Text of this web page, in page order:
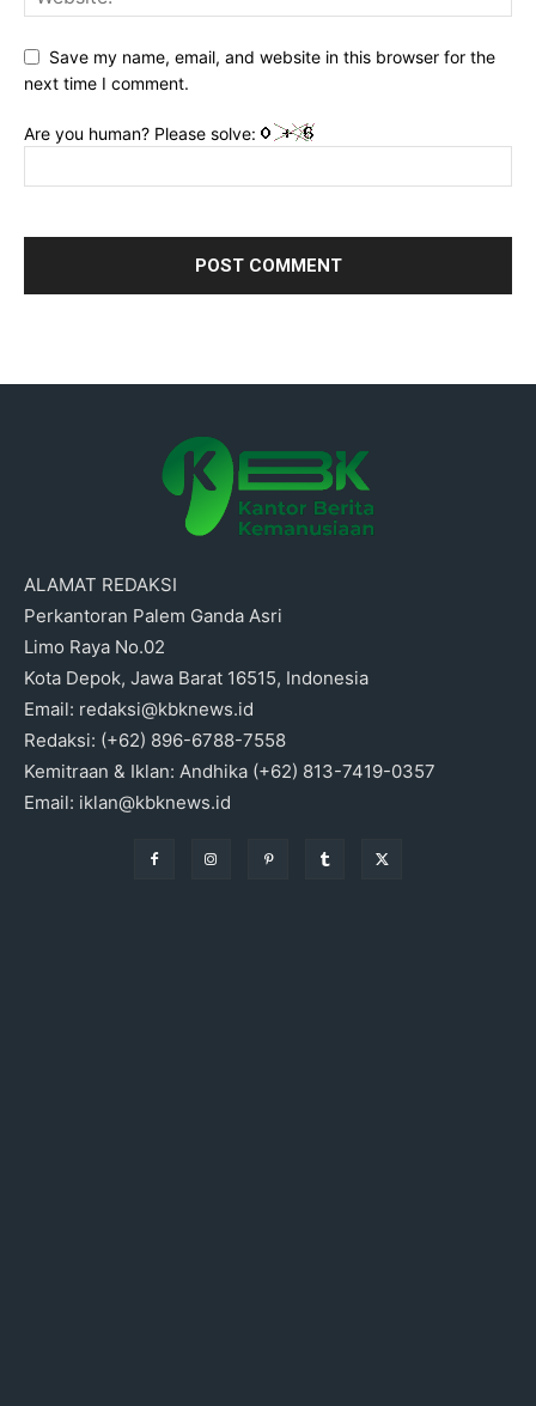
Save my name, email, and website in this browser for the
next time I comment.
Are you human? Please solve:
ALAMAT REDAKSI
Perkantoran Palem Ganda Asri
Limo Raya No.02
Kota Depok, Jawa Barat 16515, Indonesia
Email: redaksi@kbknews.id
Redaksi: (+62) 896-6788-7558
Kemitraan & Iklan: Andhika (+62) 813-7419-0357
Email: iklan@kbknews.id